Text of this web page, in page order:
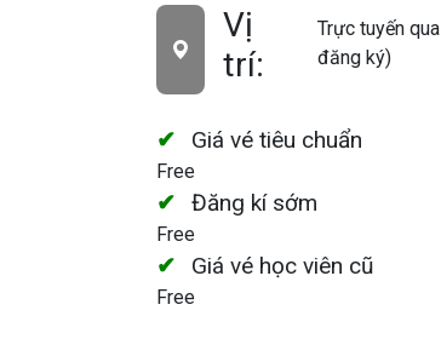
Vị
trí:
Trực tuyến
đăng ký)
Giá vé tiêu chuẩn
Free
Đăng kí sớm
Free
Giá vé học viên cũ
Free